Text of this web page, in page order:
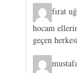
fırat
hocam
geçen